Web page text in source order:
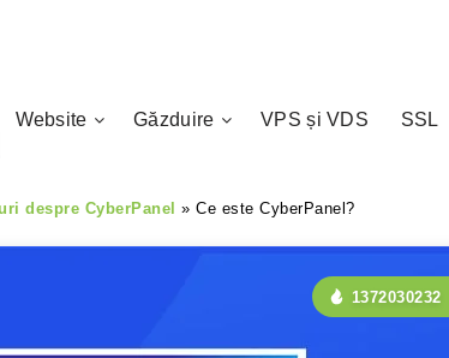
Website Găzduire VPS și VDS SSL
despre CyberPanel » Ce este CyberPanel?
1372030232